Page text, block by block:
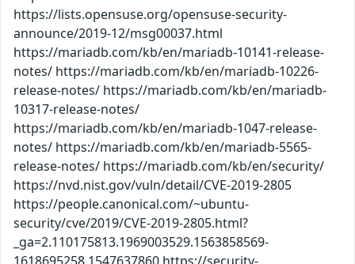
https://lists.opensuse.org/opensuse-security-
announce/2019-12/msg00037.html
https://mariadb.com/kb/en/mariadb-10141-release-
notes/ https://mariadb.com/kb/en/mariadb-10226-
release-notes/ https://mariadb.com/kb/en/mariadb-
10317-release-notes/
https://mariadb.com/kb/en/mariadb-1047-release-
notes/ https://mariadb.com/kb/en/mariadb-5565-
release-notes/ https://mariadb.com/kb/en/security/
https://nvd.nist.gov/vuln/detail/CVE-2019-2805
https://people.canonical.com/~ubuntu-
security/cve/2019/CVE-2019-2805.html?
_ga=2.110175813.1969003529.1563858569-